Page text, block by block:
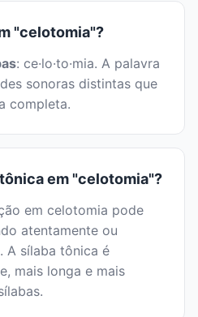
"celotomia"?
: ce·lo·to·mia. A palavra
sonoras distintas que
completa.
em "celotomia"?
em celotomia pode
atentamente ou
A sílaba tônica é
mais longa e mais